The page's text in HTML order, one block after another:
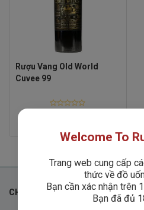
Rượu Vang Old World
Cuvee 99
CHÍNH SÁCH
Welcome To
Trang web cung cấp
thức về đồ
Bạn cần xác nhận trên
Bạn đã đủ